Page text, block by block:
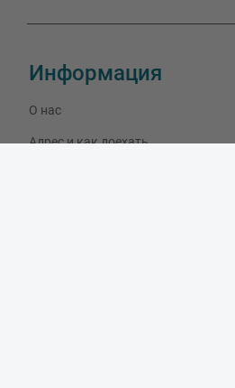
Информация
О нас
Адрес и как доехать